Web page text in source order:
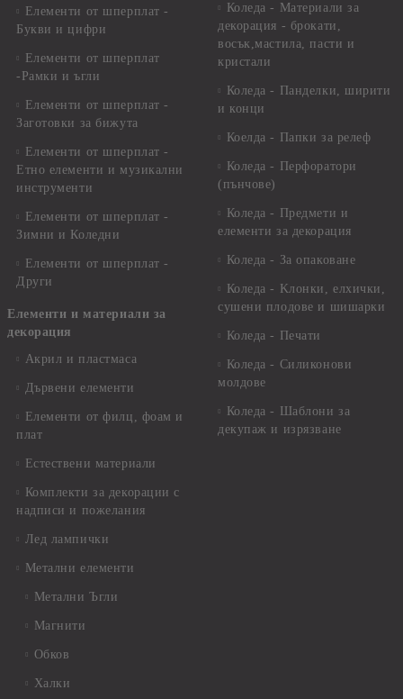
Елементи от шперплат -
Букви и цифри
Елементи от шперплат
-Рамки и ъгли
Елементи от шперплат -
Заготовки за бижута
Елементи от шперплат -
Етно елементи и музикални
инструменти
Елементи от шперплат -
Зимни и Коледни
Елементи от шперплат -
Други
Елементи и материали за
декорация
Акрил и пластмаса
Дървени елементи
Елементи от филц, фоам и
плат
Естествени материали
Комплекти за декорации с
надписи и пожелания
Лед лампички
Метални елементи
Метални Ъгли
Магнити
Обков
Халки
Коледа - Материали за
декорация - брокати,
восък,мастила, пасти и
кристали
Коледа - Панделки, ширити
и конци
Коелда - Папки за релеф
Коледа - Перфоратори
(пънчове)
Коледа - Предмети и
елементи за декорация
Коледа - За опаковане
Коледа - Kлонки, елхички,
сушени плодове и шишарки
Коледа - Печати
Коледа - Силиконови
молдове
Коледа - Шаблони за
декупаж и изрязване